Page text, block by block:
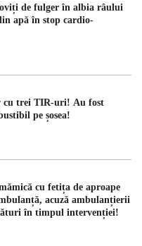
de fulger în albia râului
apă în stop cardio-
cu trei TIR-uri! Au fost
pe șosea!
cu fetița de aproape
acuză ambulanțierii
în timpul intervenției!